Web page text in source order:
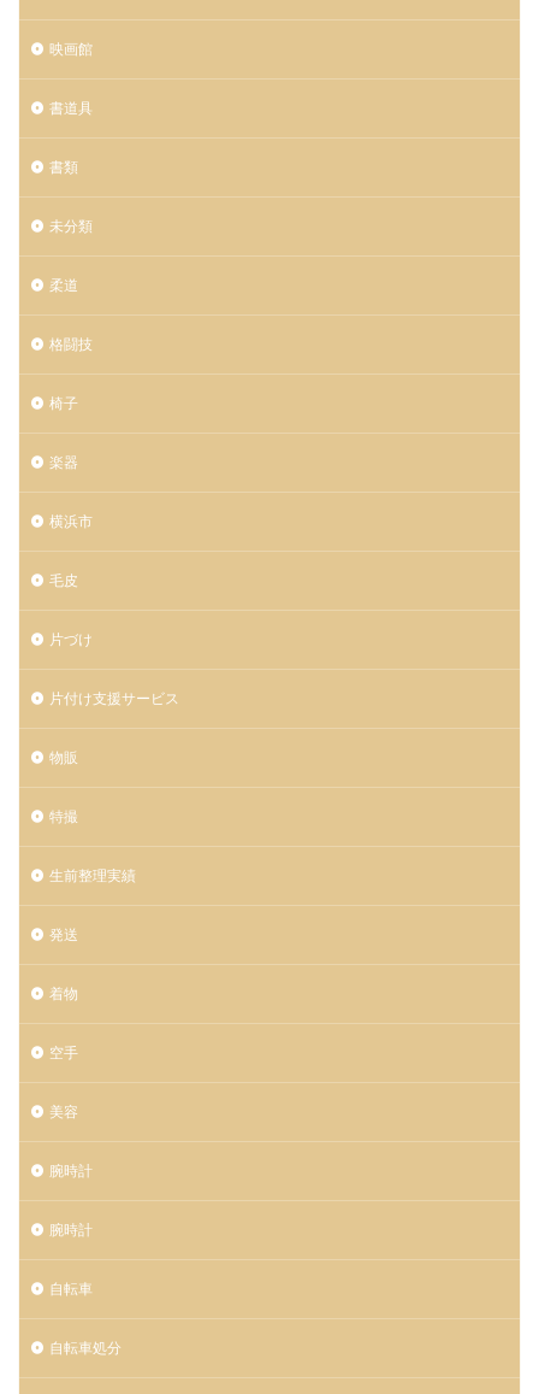
映画館
書道具
書類
未分類
柔道
格闘技
椅子
楽器
横浜市
毛皮
片づけ
片付け支援サービス
物販
特撮
生前整理実績
発送
着物
空手
美容
腕時計
腕時計
自転車
自転車処分